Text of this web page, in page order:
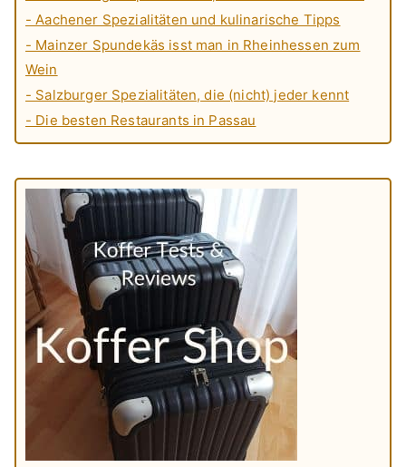
- Aachener Spezialitäten und kulinarische Tipps
- Mainzer Spundekäs isst man in Rheinhessen zum
Wein
- Salzburger Spezialitäten, die (nicht) jeder kennt
- Die besten Restaurants in Passau